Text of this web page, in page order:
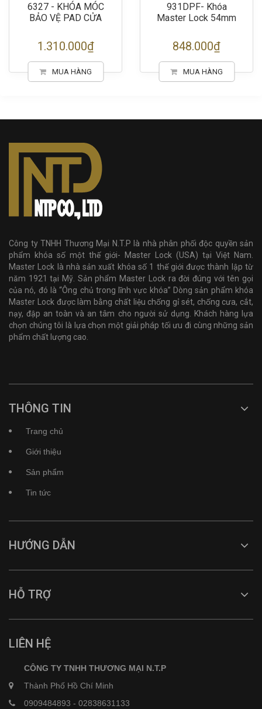
6327 - KHÓA MÓC
BẢO VỆ PAD CỬA
1.310.000₫
MUA HÀNG
931DPF- Khóa
Master Lock 54mm
848.000₫
MUA HÀNG
Công ty TNHH Thương Mại N.T.P là nhà phân phối độc quyền sản
phẩm khóa số một thế giới- Master Lock (USA) tại Việt Nam.
Master Lock là nhà sản xuất khóa số 1 thế giới được thành lập từ
năm 1921 tại Mỹ. Sản phẩm Master Lock ra đời đúng với tên gọi
của nó, đó là “Ông chủ trong lĩnh vực khóa” Dòng sản phẩm khóa
Master Lock được làm bằng chất liệu chống gỉ sét, chống cưa, cắt,
nạy, đập an toàn và an tâm cho người sử dụng. Khách hàng lựa
chọn chúng tôi là lựa chọn một giải pháp tối ưu đi cùng những sản
phẩm chất lượng cao.
THÔNG TIN
Trang chủ
Giới thiệu
Sản phẩm
Tin tức
HƯỚNG DẪN
HỖ TRỢ
LIÊN HỆ
CÔNG TY TNHH THƯƠNG MẠI N.T.P
Thành Phố Hồ Chí Minh
0909484893 - 02838631133